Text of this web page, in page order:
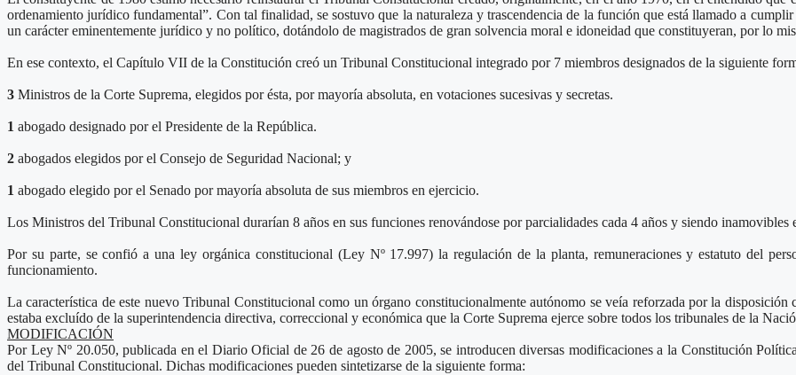
ordenamiento jurídico fundamental”. Con tal finalidad, se sostuvo que la naturaleza y trascendencia de la función que está llamado a
un carácter eminentemente jurídico y no político, dotándolo de magistrados de gran solvencia moral e idoneidad que constituyeran, por lo
En ese contexto, el Capítulo VII de la Constitución creó un Tribunal Constitucional integrado por 7 miembros designados de la siguiente
3 Ministros de la Corte Suprema, elegidos por ésta, por mayoría absoluta, en votaciones sucesivas y secretas.
1 abogado designado por el Presidente de la República.
2 abogados elegidos por el Consejo de Seguridad Nacional; y
1 abogado elegido por el Senado por mayoría absoluta de sus miembros en ejercicio.
Los Ministros del Tribunal Constitucional durarían 8 años en sus funciones renovándose por parcialidades cada 4 años y siendo inamovibles
Por su parte, se confió a una ley orgánica constitucional (Ley Nº 17.997) la regulación de la planta, remuneraciones y estatuto del
funcionamiento.
La característica de este nuevo Tribunal Constitucional como un órgano constitucionalmente autónomo se veía reforzada por la
estaba excluído de la superintendencia directiva, correccional y económica que la Corte Suprema ejerce sobre todos los tribunales de la
MODIFICACIÓN
Por Ley Nº 20.050, publicada en el Diario Oficial de 26 de agosto de 2005, se introducen diversas modificaciones a la Constitución
del Tribunal Constitucional. Dichas modificaciones pueden sintetizarse de la siguiente forma: